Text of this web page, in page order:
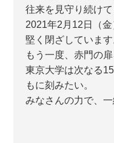
往来を見守り続け
2021年2月12日（
堅く閉ざしています
もう一度、赤門の扉
東京大学は次なる
もに刻みたい。
みなさんの力で、